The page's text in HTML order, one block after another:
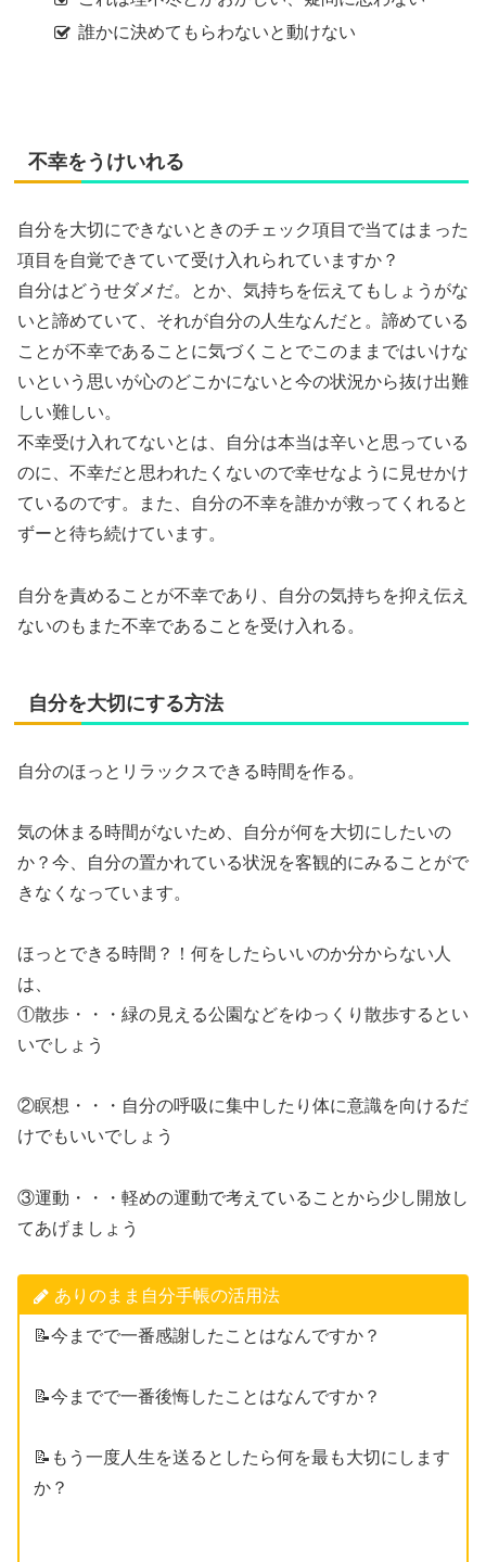
誰かに決めてもらわないと動けない
不幸をうけいれる
自分を大切にできないときのチェック項目で当てはまった
項目を自覚できていて受け入れられていますか？
自分はどうせダメだ。とか、気持ちを伝えてもしょうがな
いと諦めていて、それが自分の人生なんだと。諦めている
ことが不幸であることに気づくことでこのままではいけな
いという思いが心のどこかにないと今の状況から抜け出難
しい難しい。
不幸受け入れてないとは、自分は本当は辛いと思っている
のに、不幸だと思われたくないので幸せなように見せかけ
ているのです。また、自分の不幸を誰かが救ってくれると
ずーと待ち続けています。
自分を責めることが不幸であり、自分の気持ちを抑え伝え
ないのもまた不幸であることを受け入れる。
自分を大切にする方法
自分のほっとリラックスできる時間を作る。
気の休まる時間がないため、自分が何を大切にしたいの
か？今、自分の置かれている状況を客観的にみることがで
きなくなっています。
ほっとできる時間？！何をしたらいいのか分からない人
は、
①散歩・・・緑の見える公園などをゆっくり散歩するとい
いでしょう
②瞑想・・・自分の呼吸に集中したり体に意識を向けるだ
けでもいいでしょう
③運動・・・軽めの運動で考えていることから少し開放し
てあげましょう
ありのまま自分手帳の活用法
📝今までで一番感謝したことはなんですか？
📝今までで一番後悔したことはなんですか？
📝もう一度人生を送るとしたら何を最も大切にします
か？